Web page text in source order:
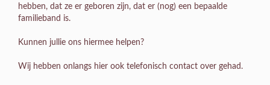
hebben, dat ze er geboren zijn, dat er (nog) een bepaalde
familieband is.
Kunnen jullie ons hiermee helpen?
Wij hebben onlangs hier ook telefonisch contact over gehad.